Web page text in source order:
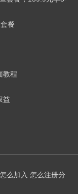
餐
教程
益
么加入 怎么注册分